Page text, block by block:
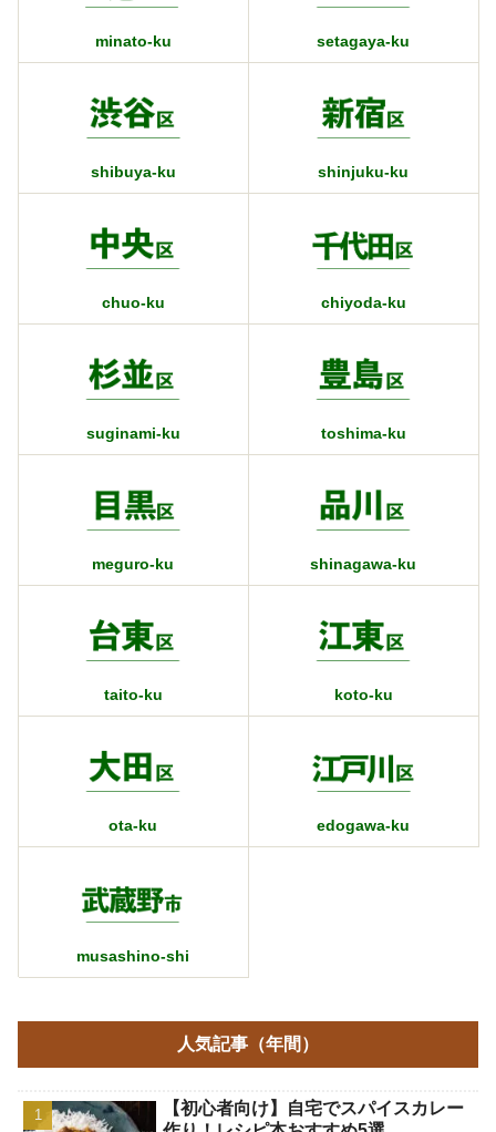
minato-ku setagaya-ku
shibuya-ku shinjuku-ku
chuo-ku chiyoda-ku
suginami-ku toshima-ku
meguro-ku shinagawa-ku
taito-ku koto-ku
ota-ku edogawa-ku
musashino-shi
人気記事（年間）
【初心者向け】自宅でスパイスカレー